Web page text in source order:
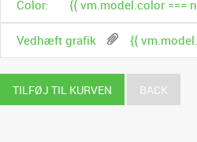
Color: {{ vm.model.color === null ?
Vedhæft grafik {{
TILFØJ TIL KURVEN BACK